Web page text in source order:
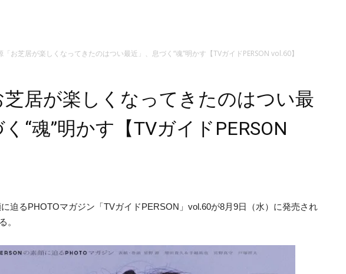
「お芝居が楽しくなってきたのはつい最近」、息づく“魂”明かす【TVガイドPERSON vol.60】
芝居が楽しくなってきたのはつい最
“魂”明かす【TVガイドPERSON
迫るPHOTOマガジン「TVガイドPERSON」vol.60が8月9日（水）に発売され
。